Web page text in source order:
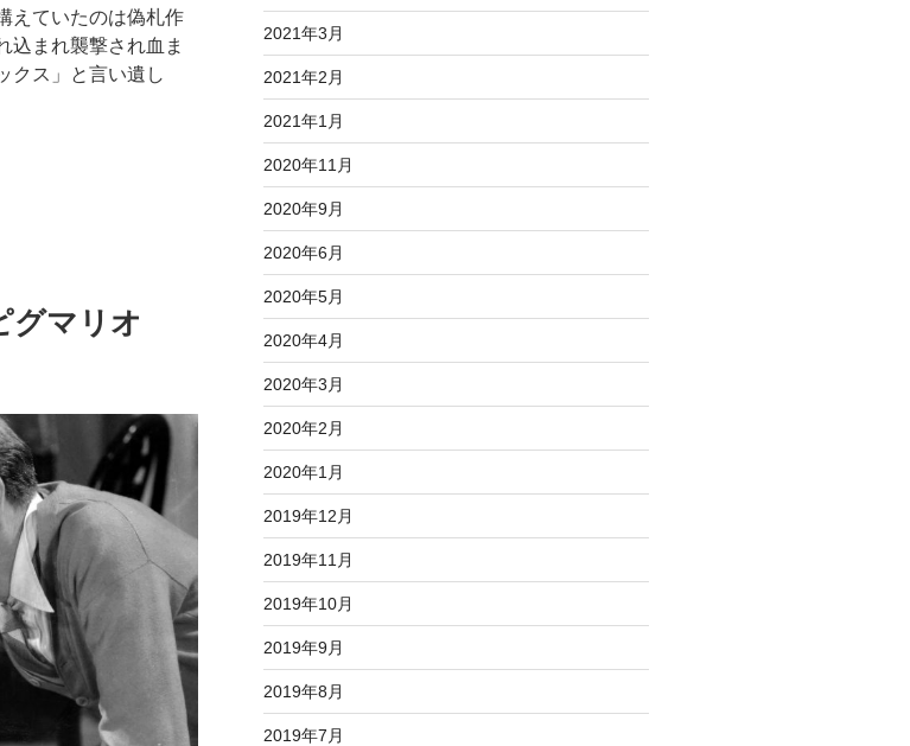
えていたのは偽札作
込まれ襲撃され血ま
クス」と言い遺し
グマリオ
2021年3月
2021年2月
2021年1月
2020年11月
2020年9月
2020年6月
2020年5月
2020年4月
2020年3月
2020年2月
2020年1月
2019年12月
2019年11月
2019年10月
2019年9月
2019年8月
2019年7月